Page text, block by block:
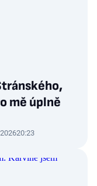
mě úplně
20:23